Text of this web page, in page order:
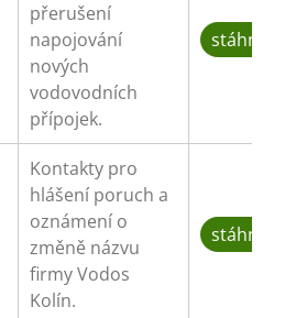
přerušení
napojování
nových
vodovodních
přípojek.
Kontakty pro
hlášení poruch a
oznámení o
změně názvu
firmy Vodos
Kolín.